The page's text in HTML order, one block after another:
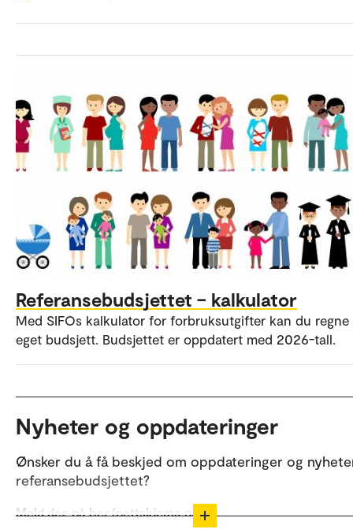
Referansebudsjettet – kalkulator
Med SIFOs kalkulator for forbruksutgifter kan du
eget budsjett. Budsjettet er oppdatert med 2026-tall.
Nyheter og oppdateringer
Ønsker du å få beskjed om oppdateringer og
referansebudsjettet?
Meld deg på her (nettskjema.no)